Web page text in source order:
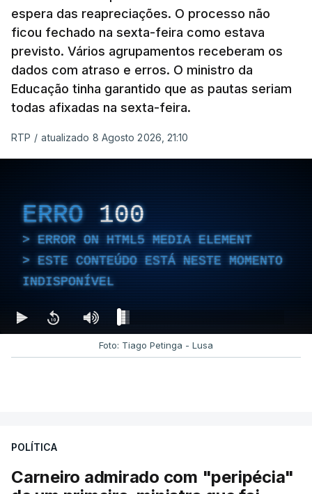
espera das reapreciações. O processo não
ficou fechado na sexta-feira como estava
previsto. Vários agrupamentos receberam os
dados com atraso e erros. O ministro da
Educação tinha garantido que as pautas seriam
todas afixadas na sexta-feira.
RTP / atualizado 8 Agosto 2026, 21:10
ERRO 100
ERROR ON HTML5 MEDIA ELEMENT
ESTE CONTEÚDO ESTÁ NESTE MOMENTO
INDISPONÍVEL
Foto: Tiago Petinga - Lusa
POLÍTICA
Carneiro admirado com "peripécia"